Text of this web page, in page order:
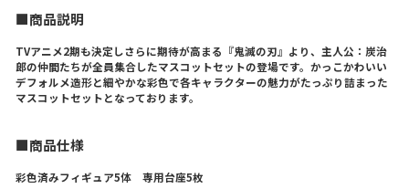
■商品説明
TVアニメ2期も決定しさらに期待が高まる『鬼滅の刃』より、主人公：炭治
郎の仲間たちが全員集合したマスコットセットの登場です。かっこかわいい
デフォルメ造形と細やかな彩色で各キャラクターの魅力がたっぷり詰まった
マスコットセットとなっております。
■商品仕様
彩色済みフィギュア5体 専用台座5枚